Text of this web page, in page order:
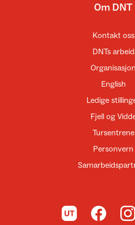
Om DNT
Kontakt oss
DNTs arbeid
Organisasjon
English
Ledige
Fjell og
Tursentrene
Personvern
Til UT.no Til DNT på
Til